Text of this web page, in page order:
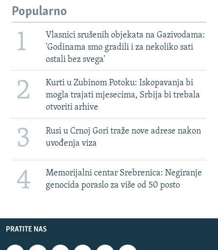
Popularno
1
Vlasnici srušenih objekata na Gazivodama:
'Godinama smo gradili i za nekoliko sati
ostali bez svega'
2
Kurti u Zubinom Potoku: Iskopavanja bi
mogla trajati mjesecima, Srbija bi trebala
otvoriti arhive
3
Rusi u Crnoj Gori traže nove adrese nakon
uvođenja viza
4
Memorijalni centar Srebrenica: Negiranje
genocida poraslo za više od 50 posto
PRATITE NAS